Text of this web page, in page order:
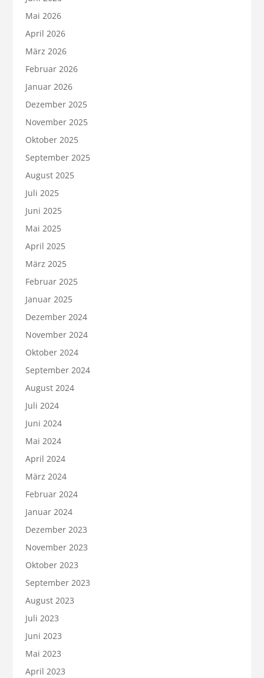
Mai 2026
April 2026
März 2026
Februar 2026
Januar 2026
Dezember 2025
November 2025
Oktober 2025
September 2025
August 2025
Juli 2025
Juni 2025
Mai 2025
April 2025
März 2025
Februar 2025
Januar 2025
Dezember 2024
November 2024
Oktober 2024
September 2024
August 2024
Juli 2024
Juni 2024
Mai 2024
April 2024
März 2024
Februar 2024
Januar 2024
Dezember 2023
November 2023
Oktober 2023
September 2023
August 2023
Juli 2023
Juni 2023
Mai 2023
April 2023